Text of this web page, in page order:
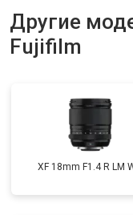
Другие
Fujifilm
XF 18mm F1.4 R LM